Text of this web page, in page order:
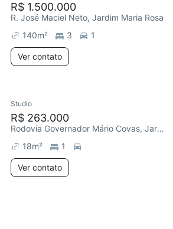
R$ 1.500.000
R. José Maciel Neto, Jardim Maria Rosa
140m² 3 1
Ver contato
Studio
R$ 263.000
Rodovia Governador Mário Covas, Jardim Carapina
18m² 1
Ver contato